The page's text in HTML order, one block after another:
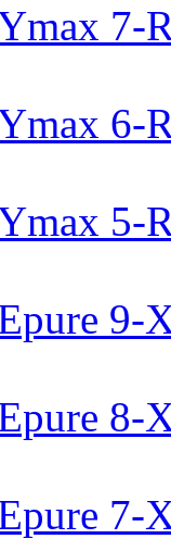
7-
6-
5-
9-
8-
7-